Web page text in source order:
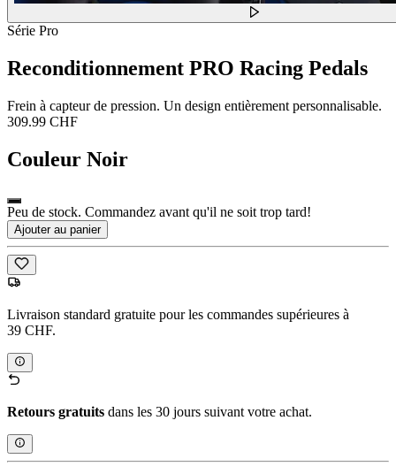
Série Pro
Reconditionnement PRO Racing Pedals
Frein à capteur de pression. Un design entièrement personnalisable.
309.99 CHF
Couleur Noir
Peu de stock. Commandez avant qu'il ne soit trop tard!
Ajouter au panier
Livraison standard gratuite pour les commandes supérieures à
39 CHF.
Retours gratuits dans les 30 jours suivant votre achat.